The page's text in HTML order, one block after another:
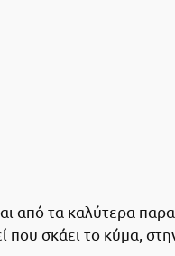
από τα καλύτερα
σκάει το κύμα,